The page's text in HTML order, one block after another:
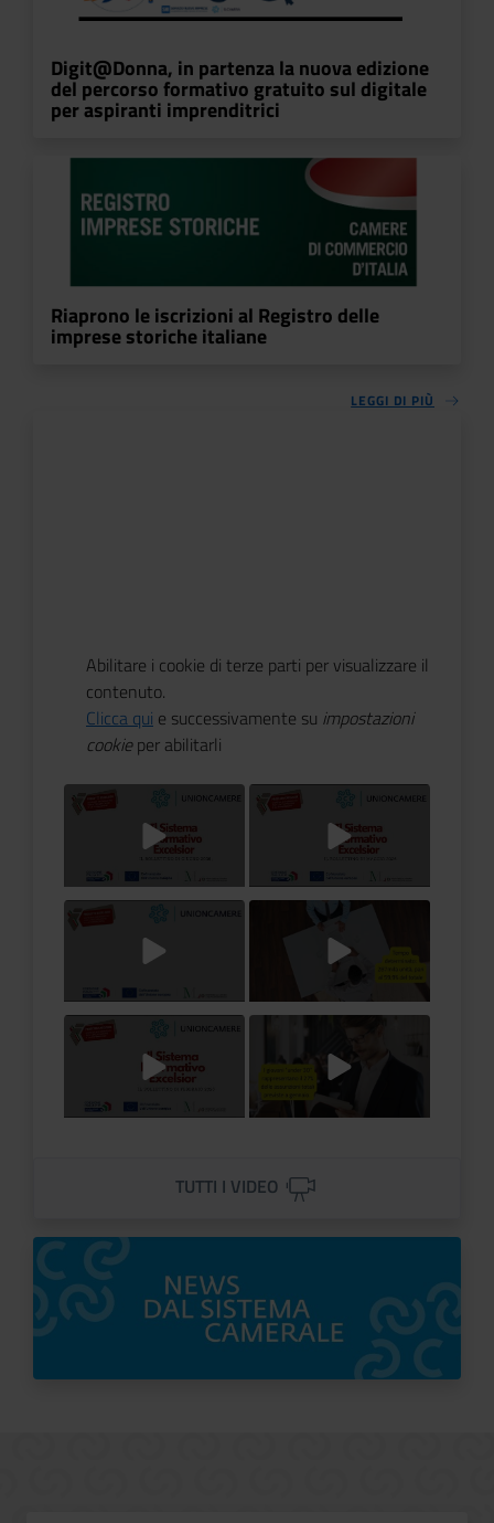
Abilitare i cookie di terze parti per visualizzare il
contenuto.
Clicca qui e successivamente su impostazioni
cookieper abilitarli
Titolo Video Titolo Video
Titolo Video Titolo Video
Titolo Video Titolo Video
TUTTI I VIDEO
Digit@Donna, in partenza la nuova edizione
del percorso formativo gratuito sul digitale
per aspiranti imprenditrici
Riaprono le iscrizioni al Registro delle
imprese storiche italiane
LEGGI DI PIÙ